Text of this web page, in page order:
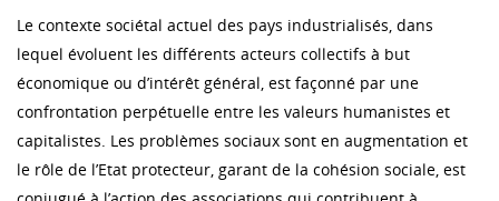
Le contexte sociétal actuel des pays industrialisés, dans
lequel évoluent les différents acteurs collectifs à but
économique ou d’intérêt général, est façonné par une
confrontation perpétuelle entre les valeurs humanistes et
capitalistes. Les problèmes sociaux sont en augmentation et
le rôle de l’Etat protecteur, garant de la cohésion sociale, est